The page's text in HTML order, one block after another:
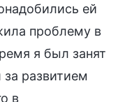
ей
проблему в
я был занят
развитием
в